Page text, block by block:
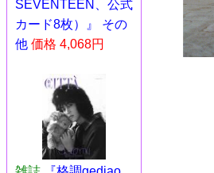
SEVENTEEN、公式
カード8枚）』 その
他 価格 4,068円